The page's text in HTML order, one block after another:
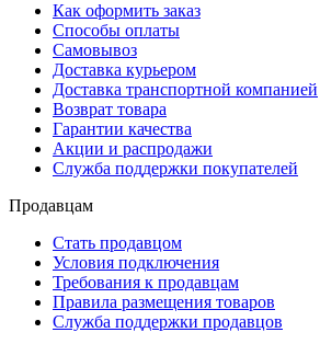
Как оформить заказ
Способы оплаты
Самовывоз
Доставка курьером
Доставка транспортной компанией
Возврат товара
Гарантии качества
Акции и распродажи
Служба поддержки покупателей
Продавцам
Стать продавцом
Условия подключения
Требования к продавцам
Правила размещения товаров
Служба поддержки продавцов